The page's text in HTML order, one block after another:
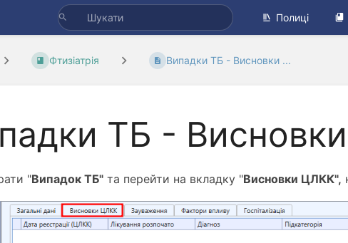
Полиці
Фтизіатрія Випадки ТБ - Висновки ...
ТБ -
"Випадок ТБ"та перейти на вкладку "Висновки ЦЛКК",